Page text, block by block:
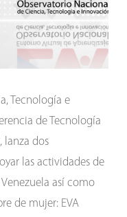
Tecnología e
de Tecnología
lanza dos
las actividades de
así como
de mujer: EVA